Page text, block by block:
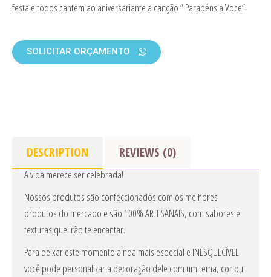
festa e todos cantem ao aniversariante a canção ” Parabéns a Voce”.
SOLICITAR ORÇAMENTO
DESCRIPTION REVIEWS (0)
A vida merece ser celebrada!
Nossos produtos são confeccionados com os melhores
produtos do mercado e são 100% ARTESANAIS, com sabores e
texturas que irão te encantar.
Para deixar este momento ainda mais especial e INESQUECÍVEL
você pode personalizar a decoração dele com um tema, cor ou